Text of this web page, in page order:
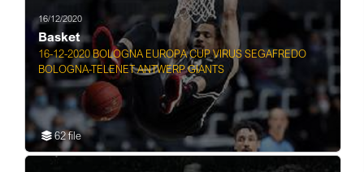
16/12/2020
Basket
16-12-2020 BOLOGNA EUROPA CUP VIRUS SEGAFREDO
BOLOGNA-TELENET ANTWERP GIANTS
62 file